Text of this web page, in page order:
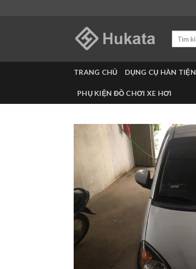
TRANG CHỦ DỤNG CỤ HÀN TIỆN
PHỤ KIỆN ĐỒ CHƠI XE HƠI